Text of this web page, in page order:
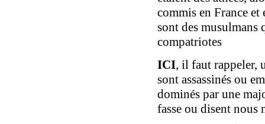
commis en France
sont des musulmans
compatriotes
ICI, il faut rappeler,
sont assassinés ou
dominés par une
fasse ou disent nous